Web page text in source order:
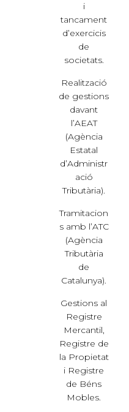
i
tancament
d’exercicis
de
societats.
Realització
de gestions
davant
l’AEAT
(Agència
Estatal
d’Administr
ació
Tributària).
Tramitacion
s amb l’ATC
(Agència
Tributària
de
Catalunya).
Gestions al
Registre
Mercantil,
Registre de
la Propietat
i Registre
de Béns
Mobles.